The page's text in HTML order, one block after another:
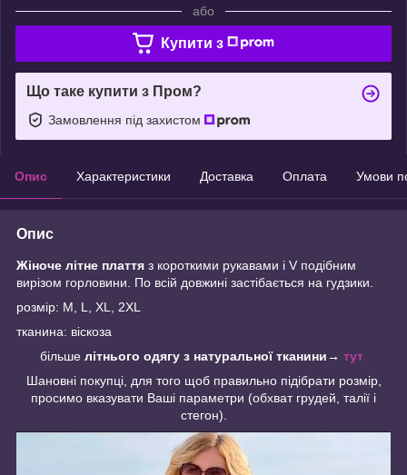
або
Купити з
Що таке купити з Пром?
Замовлення під захистом
Опис Характеристики Доставка Оплата Умови
Опис
Жіноче літне плаття з короткими рукавами і V подібним
вирізом горловини. По всій довжині застібається на гудзики.
розмір: M, L, XL, 2XL
тканина: віскоза
більше літнього одягу з натуральної тканини→ тут
Шановні покупці, для того щоб правильно підібрати розмір,
просимо вказувати Ваші параметри (обхват грудей, талії і
стегон).